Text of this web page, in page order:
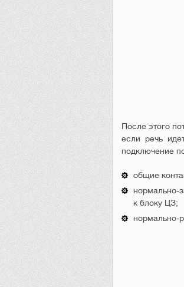
После этого
если речь
подключение
общие
нормально-
к блоку ЦЗ;
нормально-